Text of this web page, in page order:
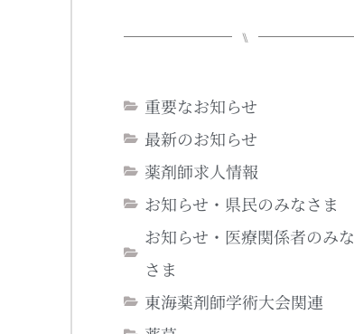
⑊
重要なお知らせ
最新のお知らせ
薬剤師求人情報
お知らせ・県民のみなさま
お知らせ・医療関係者のみな
さま
東海薬剤師学術大会関連